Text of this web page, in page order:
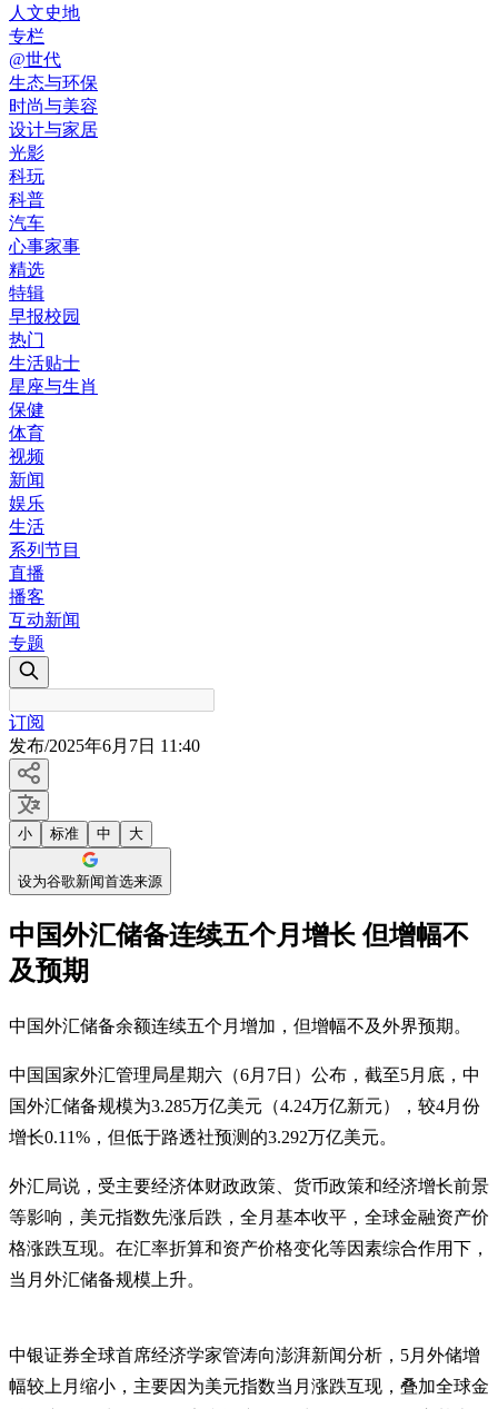
人文史地
专栏
@世代
生态与环保
时尚与美容
设计与家居
光影
科玩
科普
汽车
心事家事
精选
特辑
早报校园
热门
生活贴士
星座与生肖
保健
体育
视频
新闻
娱乐
生活
系列节目
直播
播客
互动新闻
专题
订阅
发布/2025年6月7日 11:40
小 标准 中 大
设为谷歌新闻首选来源
中国外汇储备连续五个月增长 但增幅不
及预期
中国外汇储备余额连续五个月增加，但增幅不及外界预期。
中国国家外汇管理局星期六（6月7日）公布，截至5月底，中
国外汇储备规模为3.285万亿美元（4.24万亿新元），较4月份
增长0.11%，但低于路透社预测的3.292万亿美元。
外汇局说，受主要经济体财政政策、货币政策和经济增长前景
等影响，美元指数先涨后跌，全月基本收平，全球金融资产价
格涨跌互现。在汇率折算和资产价格变化等因素综合作用下，
当月外汇储备规模上升。
中银证券全球首席经济学家管涛向澎湃新闻分析，5月外储增
幅较上月缩小，主要因为美元指数当月涨跌互现，叠加全球金